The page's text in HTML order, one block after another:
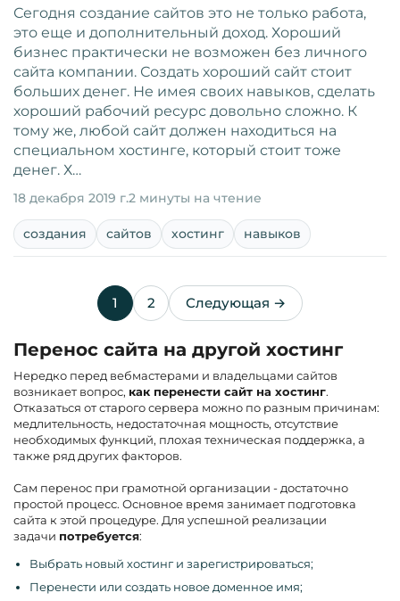
Сегодня создание сайтов это не только работа,
это еще и дополнительный доход. Хороший
бизнес практически не возможен без личного
сайта компании. Создать хороший сайт стоит
больших денег. Не имея своих навыков, сделать
хороший рабочий ресурс довольно сложно. К
тому же, любой сайт должен находиться на
специальном хостинге, который стоит тоже
денег. Х…
18 декабря 2019 г.2 минуты на чтение
создания сайтов хостинг навыков
1 2 Следующая →
Перенос сайта на другой хостинг
Нередко перед вебмастерами и владельцами сайтов
возникает вопрос, как перенести сайт на хостинг.
Отказаться от старого сервера можно по разным причинам:
медлительность, недостаточная мощность, отсутствие
необходимых функций, плохая техническая поддержка, а
также ряд других факторов.
Сам перенос при грамотной организации - достаточно
простой процесс. Основное время занимает подготовка
сайта к этой процедуре. Для успешной реализации
задачи потребуется:
Выбрать новый хостинг и зарегистрироваться;
Перенести или создать новое доменное имя;